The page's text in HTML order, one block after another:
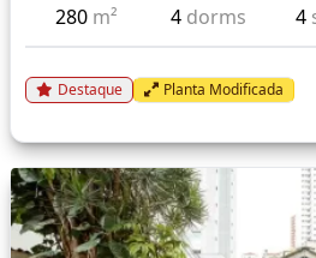
280 m² 4 dorms 4
Destaque Planta Modificada